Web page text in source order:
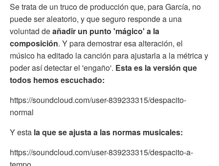
Se trata de un truco de producción que, para García, no
puede ser aleatorio, y que seguro responde a una
voluntad deañadir un punto 'mágico' a la
composición. Y para demostrar esa alteración, el
músico ha editado la canción para ajustarla a la métrica y
poder así detectar el 'engaño'. Esta es la versión que
todos hemos escuchado:
https://soundcloud.com/user-839233315/despacito-
normal
Y esta la que se ajusta a las normas musicales:
https://soundcloud.com/user-839233315/despacito-a-